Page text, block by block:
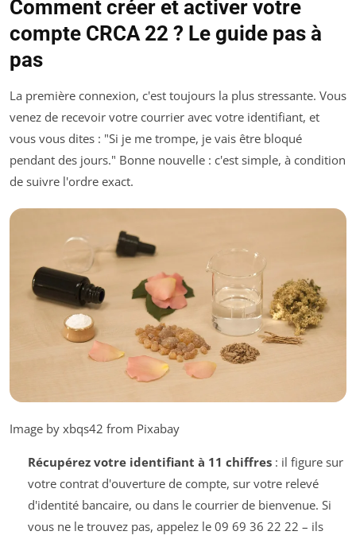
Comment créer et activer votre
compte CRCA 22 ? Le guide pas à
pas
La première connexion, c'est toujours la plus stressante. Vous
venez de recevoir votre courrier avec votre identifiant, et
vous vous dites : "Si je me trompe, je vais être bloqué
pendant des jours." Bonne nouvelle : c'est simple, à condition
de suivre l'ordre exact.
Image by xbqs42 from Pixabay
Récupérez votre identifiant à 11 chiffres: il figure sur
votre contrat d'ouverture de compte, sur votre relevé
d'identité bancaire, ou dans le courrier de bienvenue. Si
vous ne le trouvez pas, appelez le 09 69 36 22 22 – ils